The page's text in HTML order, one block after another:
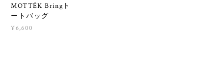
MOTTÉK Bringト
ートバッグ
¥6,600